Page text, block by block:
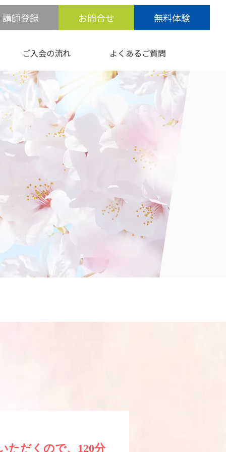
講師登録 お問合せ 無料体験
ご入会の流れ よくあるご質問
ただくので、120分